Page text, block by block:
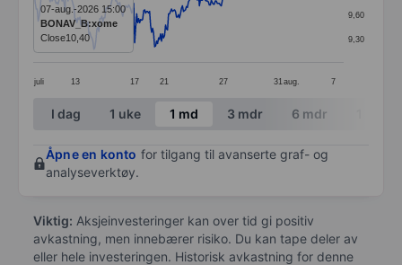
The chart has 1 X axis displaying categories.
The chart has 1 Y axis displaying values. Data
juli 13 17 21 27 31 aug. 7
9,30
9,60
07-aug.-2026 15:00
BONAV_B:xome
Close10,40
End of interactive chart.
I dag 1 uke 1 md 3 mdr 6 mdr
Åpne en konto for tilgang til avanserte graf- og
analyseverktøy.
Viktig: Aksjeinvesteringer kan over tid gi positiv
avkastning, men innebærer risiko. Du kan tape deler av
eller hele investeringen. Historisk avkastning for denne